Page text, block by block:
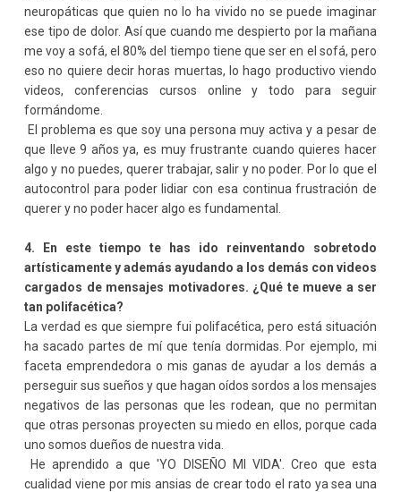
neuropáticas que quien no lo ha vivido no se puede imaginar
ese tipo de dolor. Así que cuando me despierto por la mañana
me voy a sofá, el 80% del tiempo tiene que ser en el sofá, pero
eso no quiere decir horas muertas, lo hago productivo viendo
videos, conferencias cursos online y todo para seguir
formándome.
El problema es que soy una persona muy activa y a pesar de
que lleve 9 años ya, es muy frustrante cuando quieres hacer
algo y no puedes, querer trabajar, salir y no poder. Por lo que el
autocontrol para poder lidiar con esa continua frustración de
querer y no poder hacer algo es fundamental.
4. En este tiempo te has ido reinventando sobretodo
artísticamente y además ayudando a los demás con videos
cargados de mensajes motivadores. ¿Qué te mueve a ser
tan polifacética?
La verdad es que siempre fui polifacética, pero está situación
ha sacado partes de mí que tenía dormidas. Por ejemplo, mi
faceta emprendedora o mis ganas de ayudar a los demás a
perseguir sus sueños y que hagan oídos sordos a los mensajes
negativos de las personas que les rodean, que no permitan
que otras personas proyecten su miedo en ellos, porque cada
uno somos dueños de nuestra vida.
He aprendido a que 'YO DISEÑO MI VIDA'. Creo que esta
cualidad viene por mis ansias de crear todo el rato ya sea una